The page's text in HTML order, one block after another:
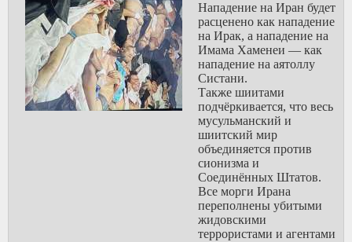
демонстрирует
любовь народа
Ирана к шаху и
желание его
возвращения,
потому что шах
является
Британской
марионеткой,
заручившейся
поддержкой
Британии и
ИЗРАИЛЯ - он
очень большой
друг Израиля. Ну
и, конечно же,
Нападение на Иран будет
расценено как нападение
на Ирак, а нападение на
Имама Хаменеи — как
нападение на аятоллу
Систани.
Также шиитами
подчёркивается, что весь
мусульманский и
шиитский мир
объединяется против
сионизма и
Соединённых Штатов.
Все морги Ирана
переполнены убитыми
жидовскими
террористами и агентами